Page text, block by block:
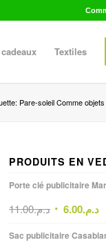
Textiles
Pare-soleil Comme
PRODUITS EN
Porte clé publicitaire
د.م.11.00 د.م.6.00
Sac publicitaire